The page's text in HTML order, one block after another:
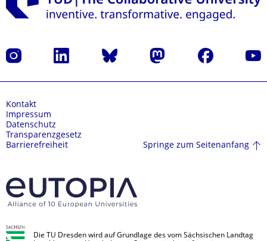
Instagram LinkedIn Bluesky Mastodon Facebook
Kontakt
Impressum
Datenschutz
Transparenzgesetz
Barrierefreiheit
Springe zum Seitenanfang
Die TU Dresden wird auf Grundlage des vom Sächsischen Landtag